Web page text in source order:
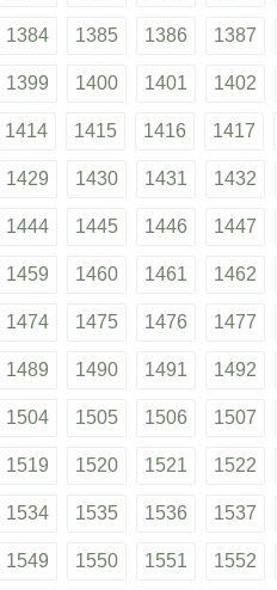
1384 1385 1386 1387
1399 1400 1401 1402
1414 1415 1416 1417
1429 1430 1431 1432
1444 1445 1446 1447
1459 1460 1461 1462
1474 1475 1476 1477
1489 1490 1491 1492
1504 1505 1506 1507
1519 1520 1521 1522
1534 1535 1536 1537
1549 1550 1551 1552